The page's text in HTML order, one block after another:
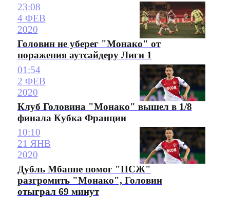
23:08
4 ФЕВ
2020
Головин не уберег "Монако" от
поражения аутсайдеру Лиги 1
01:54
2 ФЕВ
2020
Клуб Головина "Монако" вышел в 1/8
финала Кубка Франции
10:10
21 ЯНВ
2020
Дубль Мбаппе помог "ПСЖ"
разгромить "Монако", Головин
отыграл 69 минут